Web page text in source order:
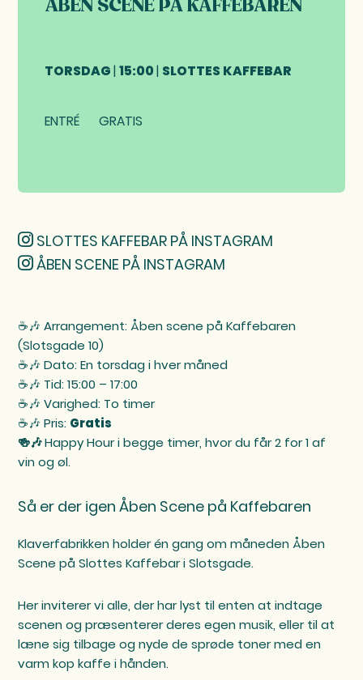
ÅBEN SCENE PÅ KAFFEBAREN
TORSDAG| 15:00| SLOTTES KAFFEBAR
ENTRÉ GRATIS
SLOTTES KAFFEBAR PÅ INSTAGRAM
ÅBEN SCENE PÅ INSTAGRAM
☕️🎶 Arrangement: Åben scene på Kaffebaren
(Slotsgade 10)
☕️🎶 Dato: En torsdag i hver måned
☕️🎶 Tid: 15:00 – 17:00
☕️🎶 Varighed: To timer
☕️🎶 Pris: Gratis
🍻🎶Happy Hour i begge timer, hvor du får 2 for 1 af
vin og øl.
Så er der igen Åben Scene på Kaffebaren
Klaverfabrikken holder én gang om måneden Åben
Scene på Slottes Kaffebar i Slotsgade.
Her inviterer vi alle, der har lyst til enten at indtage
scenen og præsenterer deres egen musik, eller til at
læne sig tilbage og nyde de sprøde toner med en
varm kop kaffe i hånden.